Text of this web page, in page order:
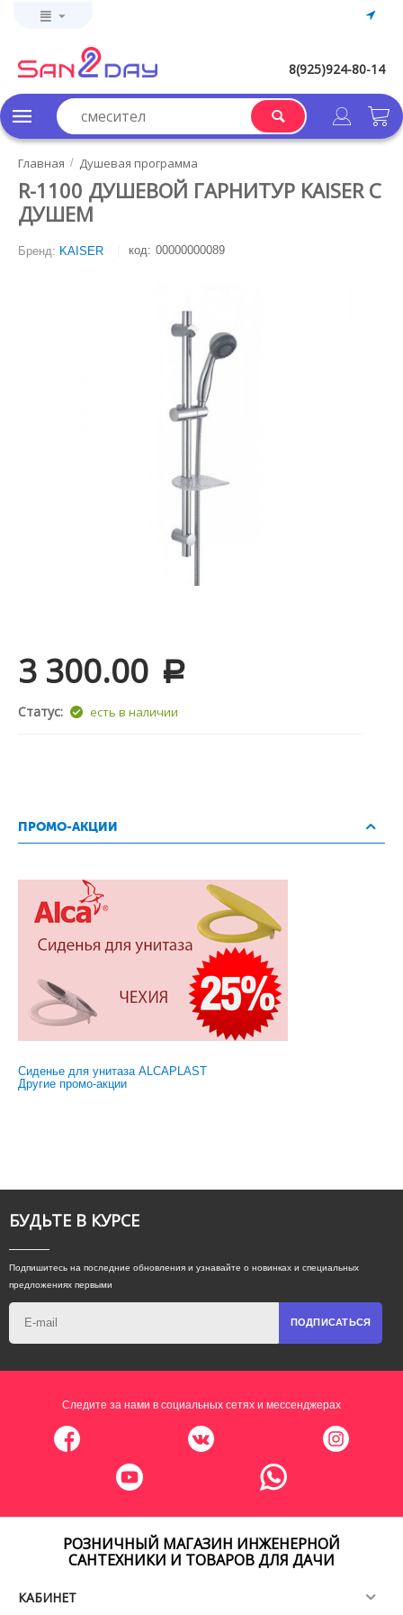
8(925)924-80-14
Главная / Душевая программа
R-1100 ДУШЕВОЙ ГАРНИТУР KAISER С
ДУШЕМ
Бренд: KAISER код: 00000000089
3 300.00 Р
Статус: есть в наличии
ПРОМО-АКЦИИ
Сиденье для унитаза ALCAPLAST
Другие промо-акции
БУДЬТЕ В КУРСЕ
Подпишитесь на последние обновления и узнавайте о новинках и специальных
предложениях первыми
ПОДПИСАТЬСЯ
Следите за нами в социальных сетях и мессенджерах
РОЗНИЧНЫЙ МАГАЗИН ИНЖЕНЕРНОЙ
САНТЕХНИКИ И ТОВАРОВ ДЛЯ ДАЧИ
КАБИНЕТ